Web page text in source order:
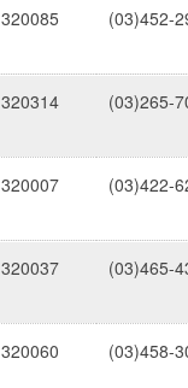
320085 (03)452-
320314 (03)265-
320007 (03)422-
320037 (03)465-
320060 (03)458-